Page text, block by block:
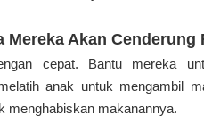
Mereka Akan Cenderung
cepat. Bantu mereka
anak untuk mengambil
menghabiskan makanannya.